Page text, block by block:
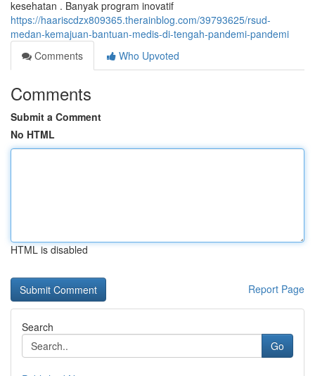
kesehatan . Banyak program inovatif
https://haariscdzx809365.therainblog.com/39793625/rsud-
medan-kemajuan-bantuan-medis-di-tengah-pandemi-pandemi
Comments
Who Upvoted
Comments
Submit a Comment
No HTML
HTML is disabled
Report Page
Search
Go